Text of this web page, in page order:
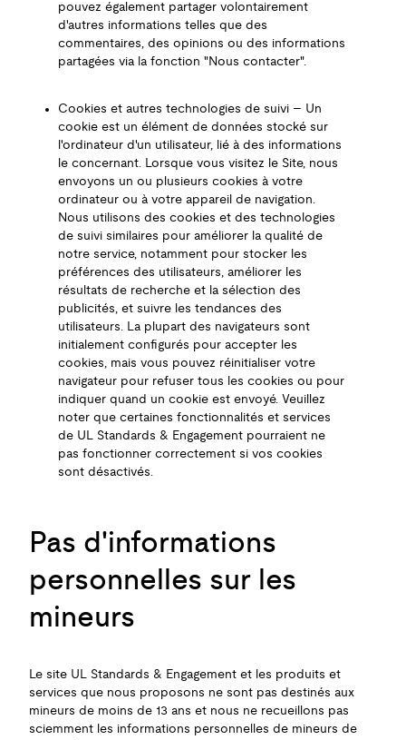
pouvez également partager volontairement
d'autres informations telles que des
commentaires, des opinions ou des informations
partagées via la fonction "Nous contacter".
Cookies et autres technologies de suivi – Un
cookie est un élément de données stocké sur
l'ordinateur d'un utilisateur, lié à des informations
le concernant. Lorsque vous visitez le Site, nous
envoyons un ou plusieurs cookies à votre
ordinateur ou à votre appareil de navigation.
Nous utilisons des cookies et des technologies
de suivi similaires pour améliorer la qualité de
notre service, notamment pour stocker les
préférences des utilisateurs, améliorer les
résultats de recherche et la sélection des
publicités, et suivre les tendances des
utilisateurs. La plupart des navigateurs sont
initialement configurés pour accepter les
cookies, mais vous pouvez réinitialiser votre
navigateur pour refuser tous les cookies ou pour
indiquer quand un cookie est envoyé. Veuillez
noter que certaines fonctionnalités et services
de UL Standards & Engagement pourraient ne
pas fonctionner correctement si vos cookies
sont désactivés.
Pas d'informations
personnelles sur les
mineurs
Le site UL Standards & Engagement et les produits et
services que nous proposons ne sont pas destinés aux
mineurs de moins de 13 ans et nous ne recueillons pas
sciemment les informations personnelles de mineurs de